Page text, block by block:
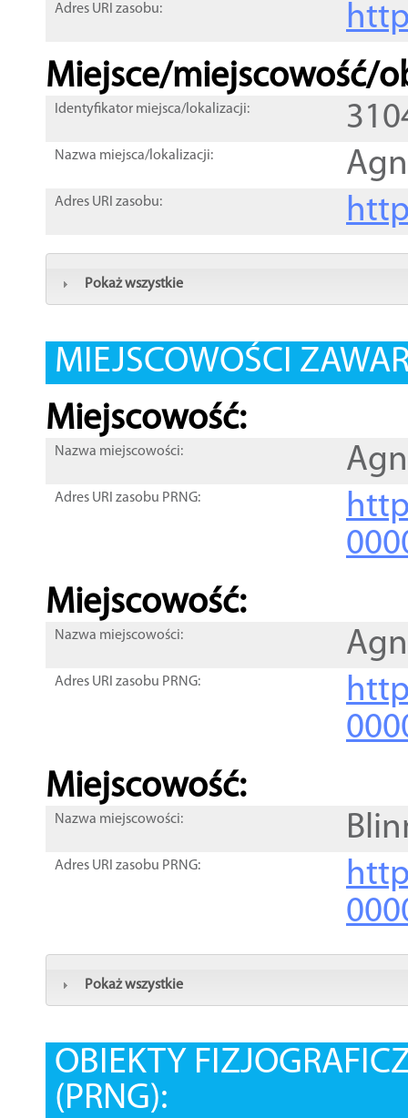
Adres URI zasobu:
Miejsce/miejscowość/
Identyfikator miejsca/lokalizacji:
Nazwa miejsca/lokalizacji:
Adres URI zasobu:
Pokaż wszystkie
MIEJSCOWOŚCI
Miejscowość:
Nazwa miejscowości:
Adres URI zasobu PRNG:
Miejscowość:
Nazwa miejscowości:
Adres URI zasobu PRNG:
Miejscowość:
Nazwa miejscowości:
Adres URI zasobu PRNG:
Pokaż wszystkie
OBIEKTY
(PRNG):